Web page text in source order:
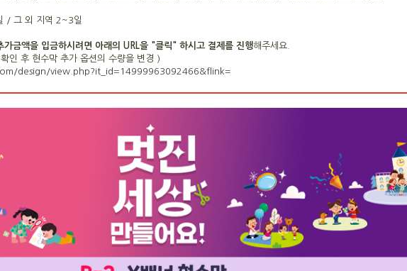
그 외 지역 2~3일
가금액을 입금하시려면 아래의 URL을 "클릭" 하시고 결제를 진행해주세요.
인 후 현수막 추가 옵션의 수량을 변경 )
design/view.php?it_id=14999963092466&flink=